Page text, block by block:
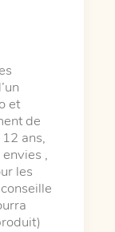
et
de
ans,
,
les